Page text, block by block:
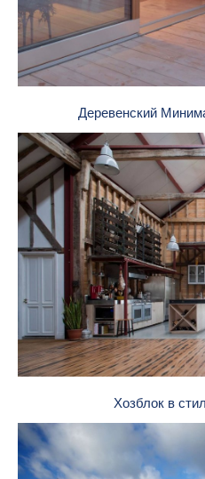
Деревенский
Хозблок в